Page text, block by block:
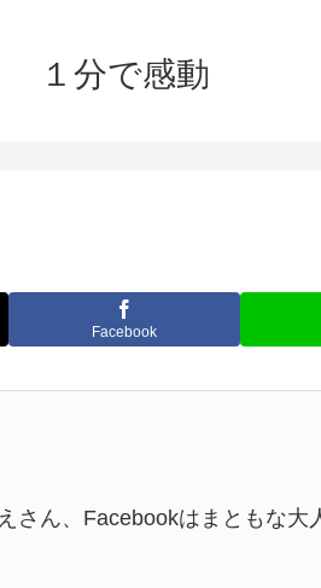
１分で感動
Facebook
さん、Facebookはまともな